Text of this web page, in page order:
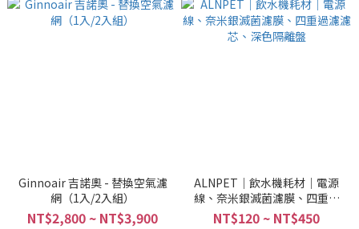
Ginnoair 吉諾奧 - 替換空氣濾
網（1入/2入組）
NT$2,800 ~ NT$3,900
ALNPET｜飲水機耗材｜電源
線、奈米銀滅菌濾膜、四重過
濾濾芯、深色隔離盤
NT$120 ~ NT$450